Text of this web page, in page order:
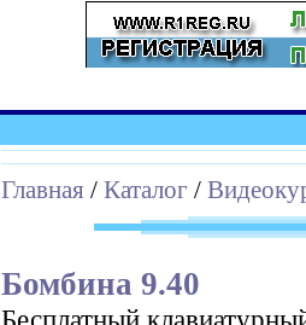
Главная / Каталог /
Бомбина 9.40